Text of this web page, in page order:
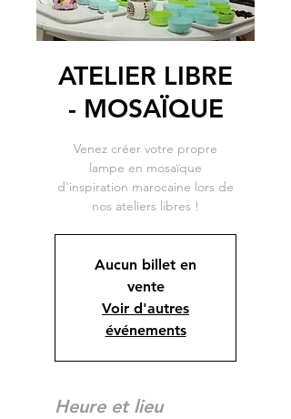
ATELIER LIBRE
- MOSAÏQUE
Venez créer votre propre
lampe en mosaïque
d'inspiration marocaine lors de
nos ateliers libres !
Aucun billet en
vente
Voir d'autres
événements
Heure et lieu